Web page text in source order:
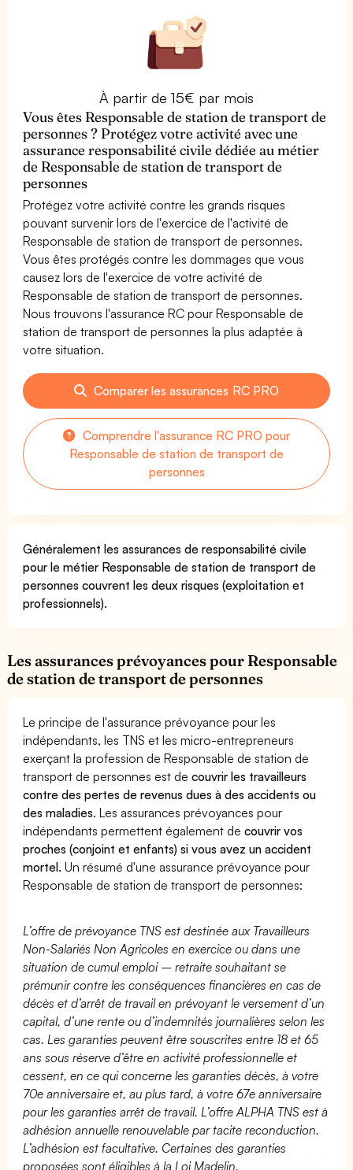
À partir de 15€ par mois
Vous êtes Responsable de station de transport de
personnes ? Protégez votre activité avec une
assurance responsabilité civile dédiée au métier
de Responsable de station de transport de
personnes
Protégez votre activité contre les grands risques
pouvant survenir lors de l'exercice de l'activité de
Responsable de station de transport de personnes.
Vous êtes protégés contre les dommages que vous
causez lors de l'exercice de votre activité de
Responsable de station de transport de personnes.
Nous trouvons l'assurance RC pour Responsable de
station de transport de personnes la plus adaptée à
votre situation.
Comparer les assurances RC PRO
Comprendre l'assurance RC PRO pour
Responsable de station de transport de
personnes
Généralement les assurances de responsabilité civile
pour le métier Responsable de station de transport de
personnes couvrent les deux risques (exploitation et
professionnels).
Les assurances prévoyances pour Responsable
de station de transport de personnes
Le principe de l'assurance prévoyance pour les
indépendants, les TNS et les micro-entrepreneurs
exerçant la profession de Responsable de station de
transport de personnes est decouvrir les travailleurs
contre des pertes de revenus dues à des accidents ou
des maladies. Les assurances prévoyances pour
indépendants permettent également decouvrir vos
proches (conjoint et enfants) si vous avez un accident
mortel. Un résumé d'une assurance prévoyance pour
Responsable de station de transport de personnes:
L’offre de prévoyance TNS est destinée aux Travailleurs
Non-Salariés Non Agricoles en exercice ou dans une
situation de cumul emploi – retraite souhaitant se
prémunir contre les conséquences financières en cas de
décès et d’arrêt de travail en prévoyant le versement d’un
capital, d’une rente ou d’indemnités journalières selon les
cas. Les garanties peuvent être souscrites entre 18 et 65
ans sous réserve d’être en activité professionnelle et
cessent, en ce qui concerne les garanties décès, à votre
70e anniversaire et, au plus tard, à votre 67e anniversaire
pour les garanties arrêt de travail. L’offre ALPHA TNS est à
adhésion annuelle renouvelable par tacite reconduction.
L’adhésion est facultative. Certaines des garanties
proposées sont éligibles à la Loi Madelin.